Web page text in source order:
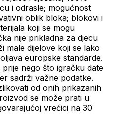
i odrasle; mogućnost
oblik bloka; blokovi i
koji se mogu
nije prikladna za djecu
male dijelove koji se lako
europske standarde.
nego što igračku date
sadrži važne podatke.
od onih prikazanih
se može prati u
vrećici na 30